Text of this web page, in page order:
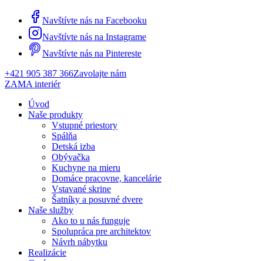
Navštívte nás na Facebooku
Navštívte nás na Instagrame
Navštívte nás na Pintereste
+421 905 387 366Zavolajte nám
ZAMA interiér
Úvod
Naše produkty
Vstupné priestory
Spálňa
Detská izba
Obývačka
Kuchyne na mieru
Domáce pracovne, kancelárie
Vstavané skrine
Šatníky a posuvné dvere
Naše služby
Ako to u nás funguje
Spolupráca pre architektov
Návrh nábytku
Realizácie